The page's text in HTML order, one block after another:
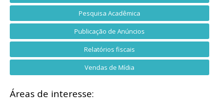
Pesquisa Acadêmica
Publicação de Anúncios
Relatórios fiscais
Vendas de Mídia
Áreas de interesse: